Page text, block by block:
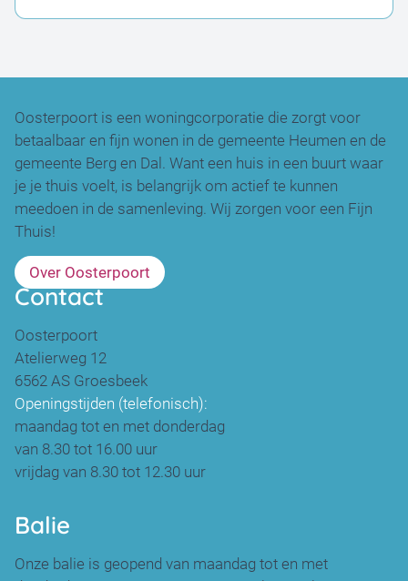
Oosterpoort is een woningcorporatie die zorgt voor
betaalbaar en fijn wonen in de gemeente Heumen en de
gemeente Berg en Dal. Want een huis in een buurt waar
je je thuis voelt, is belangrijk om actief te kunnen
meedoen in de samenleving. Wij zorgen voor een Fijn
Thuis!
Over Oosterpoort
Contact
Oosterpoort
Atelierweg 12
6562 AS Groesbeek
Openingstijden (telefonisch):
maandag tot en met donderdag
van 8.30 tot 16.00 uur
vrijdag van 8.30 tot 12.30 uur
Balie
Onze balie is geopend van maandag tot en met